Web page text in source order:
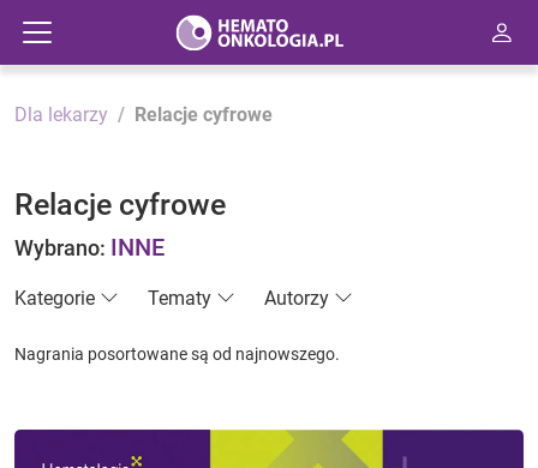
Dla lekarzy Relacje cyfrowe
Relacje cyfrowe
Wybrano: INNE
Kategorie Tematy Autorzy
Nagrania posortowane są od najnowszego.